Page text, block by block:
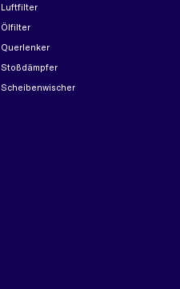
Luftfilter
Ölfilter
Querlenker
Stoßdämpfer
Scheibenwischer